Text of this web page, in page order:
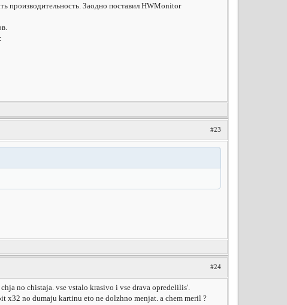
производительность. Заодно поставил HWMonitor
#23
#24
no chistaja. vse vstalo krasivo i vse drava opredelilis'.
x32 no dumaju kartinu eto ne dolzhno menjat. a chem meril ?